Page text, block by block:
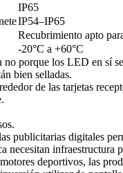
IP65
IP54–IP65
Recubrimiento apto
-20°C a +60°C
porque los LED en sí
bien selladas.
de las tarjetas
publicitarias digitales
necesitan infraestructura
deportivos, las